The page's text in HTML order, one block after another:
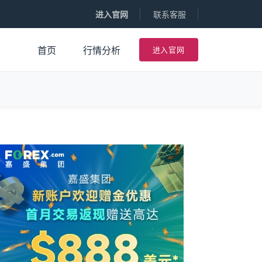
进入官网 联系客服
首页 行情分析 进入官网